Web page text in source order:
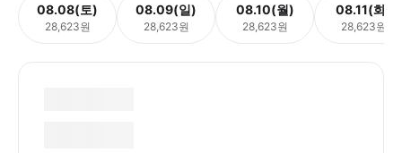
08.08(토)
28,623원
08.09(일)
28,623원
08.10(월)
28,623원
08.11(화)
28,623원